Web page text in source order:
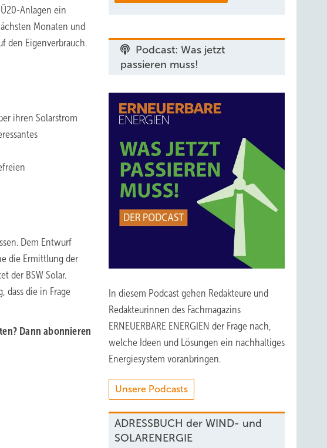
Anlagen ein
Monaten und
den Eigenverbrauch.
ihren Solarstrom
Dem Entwurf
die Ermittlung der
der BSW Solar.
dass die in Frage
Dann abonnieren
Podcast: Was jetzt
passieren muss!
In diesem Podcast gehen Redakteure und
Redakteurinnen des Fachmagazins
ERNEUERBARE ENERGIEN der Frage nach,
welche Ideen und Lösungen ein nachhaltiges
Energiesystem voranbringen.
Unsere Podcasts
ADRESSBUCH der WIND- und
SOLARENERGIE